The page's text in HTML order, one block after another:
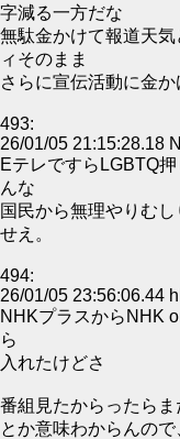
字減る一方だな
無駄金かけて報道天
ィそのまま
さらに宣伝活動に金
493:
26/01/05 21:15:28.18
EテレですらLGBTQ
んな
国民から無理やりむ
せえ。
494:
26/01/05 23:56:06.44
NHKプラスからNHK
ら
入れたけどさ
番組見たからったら
とか意味わからんの